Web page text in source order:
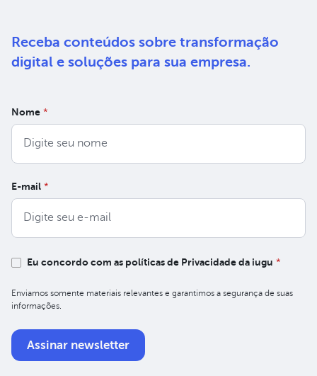
Receba conteúdos sobre transformação
digital e soluções para sua empresa.
Nome *
E-mail *
Eu concordo com as políticas de Privacidade da iugu *
Enviamos somente materiais relevantes e garantimos a segurança de suas
informações.